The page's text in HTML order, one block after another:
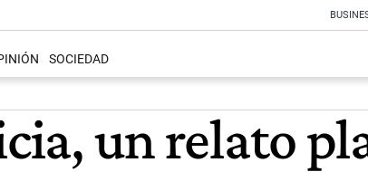
SOCIEDAD
un relato